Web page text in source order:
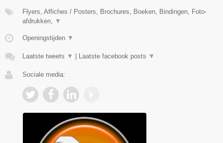
Flyers, Affiches / Posters, Brochures, Boeken, Bindingen, Foto-
afdrukken,
▼
Openingstijden ▼
Laatste tweets ▼ Laatste facebook posts ▼
Sociale media: